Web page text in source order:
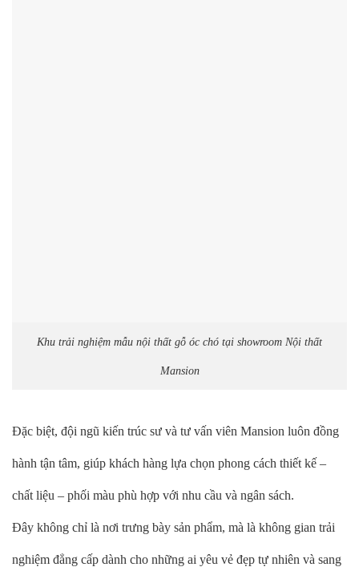
Khu trải nghiệm mẫu nội thất gỗ óc chó tại showroom Nội thất
Mansion
Đặc biệt, đội ngũ kiến trúc sư và tư vấn viên Mansion luôn đồng
hành tận tâm, giúp khách hàng lựa chọn phong cách thiết kế –
chất liệu – phối màu phù hợp với nhu cầu và ngân sách.
Đây không chỉ là nơi trưng bày sản phẩm, mà là không gian trải
nghiệm đẳng cấp dành cho những ai yêu vẻ đẹp tự nhiên và sang